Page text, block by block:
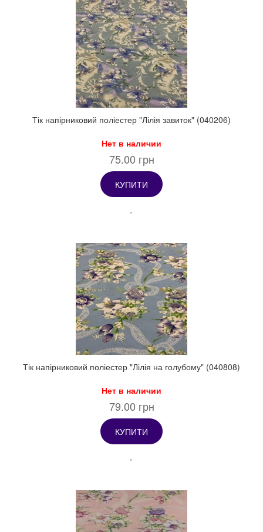
Тік напірниковий поліестер "Лілія завиток" (040206)
Нет в наличии
75.00 грн
КУПИТИ
Тік напірниковий поліестер "Лілія на голубому" (040808)
Нет в наличии
79.00 грн
КУПИТИ